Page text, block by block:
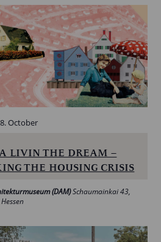
LIVIN THE DREAM –
THE HOUSING CRISIS
October
(DAM)Schaumainkai 43,